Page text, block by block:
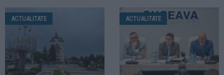
ACTUALITATE ACTUALITATE